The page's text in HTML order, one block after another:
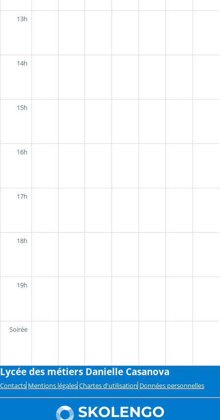
13h
14h
15h
16h
17h
18h
19h
Soirée
Lycée des métiers Danielle Casanova
Contacts Mentions légales Chartes d'utilisation Données personnelles